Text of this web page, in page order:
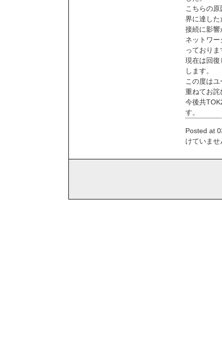
こちらの
界に達した
接続に影響
ネットワ
っておりま
現在は回復
します。
この度は
重ねてお詫
今後共
す。
Posted at
けていませ